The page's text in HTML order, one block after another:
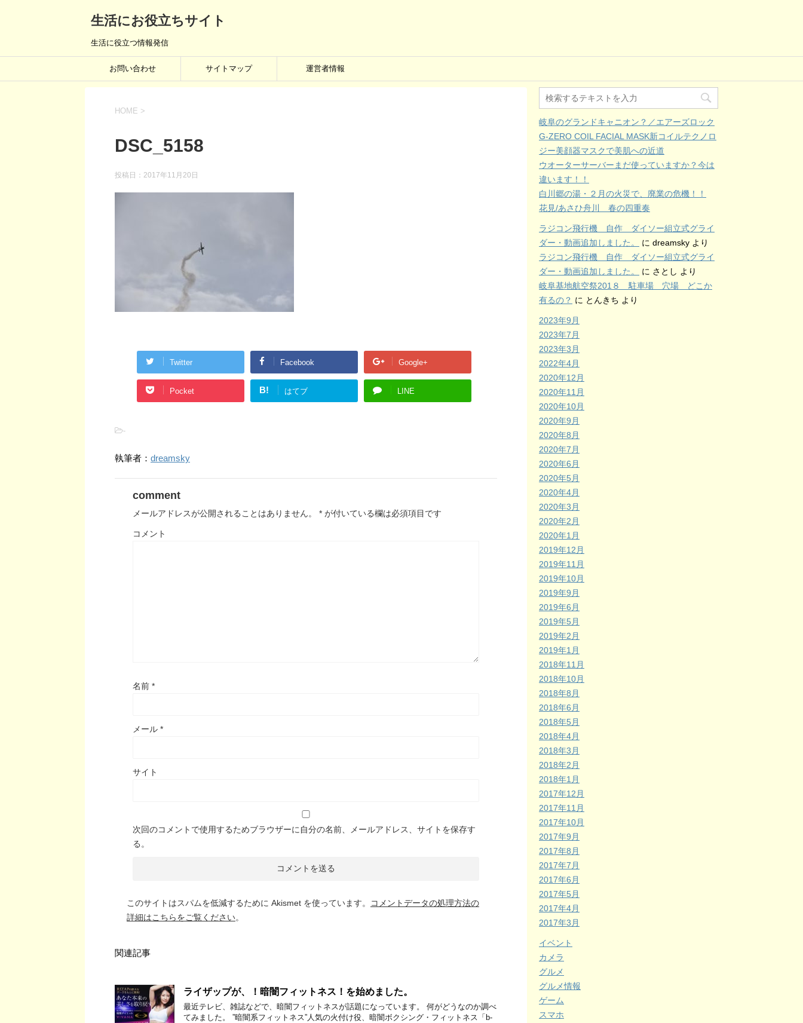
生活にお役立ちサイト
生活に役立つ情報発信
お問い合わせ サイトマップ 運営者情報
HOME >
DSC_5158
投稿日： 2017年11月20日
Twitter Facebook Google+
Pocket B! はてブ LINE
-
執筆者： dreamsky
comment
メールアドレスが公開されることはありません。 * が付いている欄は必須項目です
コメント
名前 *
メール *
サイト
次回のコメントで使用するためブラウザーに自分の名前、メールアドレス、サイトを保存す
る。
このサイトはスパムを低減するために Akismet を使っています。
コメントデータの処理方法の
詳細はこちらをご覧ください。
関連記事
ライザップが、！暗闇フィットネス！を始めました。
最近テレビ、雑誌などで、暗闇フィットネスが話題になっています。 何がどうなのか調べ
てみました。 ”暗闇系フィットネス”人気の火付け役、暗闇ボクシング・フィットネス「b-
岐阜のグランドキャニオン？／エアーズロック
G-ZERO COIL FACIAL MASK新コイルテクノロ
ジー美顔器マスクで美肌への近道
ウオーターサーバーまだ使っていますか？今は
違います！！
白川郷の湯・２月の火災で、廃業の危機！！
花見/あさひ舟川 春の四重奏
ラジコン飛行機 自作 ダイソー組立式グライ
ダー・動画追加しました。
に dreamsky より
ラジコン飛行機 自作 ダイソー組立式グライ
ダー・動画追加しました。
に さとし より
岐阜基地航空祭201８ 駐車場 穴場 どこか
有るの？ に とんきち より
2023年9月
2023年7月
2023年3月
2022年4月
2020年12月
2020年11月
2020年10月
2020年9月
2020年8月
2020年7月
2020年6月
2020年5月
2020年4月
2020年3月
2020年2月
2020年1月
2019年12月
2019年11月
2019年10月
2019年9月
2019年6月
2019年5月
2019年2月
2019年1月
2018年11月
2018年10月
2018年8月
2018年6月
2018年5月
2018年4月
2018年3月
2018年2月
2018年1月
2017年12月
2017年11月
2017年10月
2017年9月
2017年8月
2017年7月
2017年6月
2017年5月
2017年4月
2017年3月
イベント
カメラ
グルメ
グルメ情報
ゲーム
スマホ